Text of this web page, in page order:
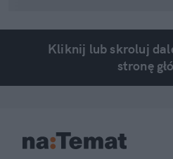
Kliknij lub skroluj
stronę